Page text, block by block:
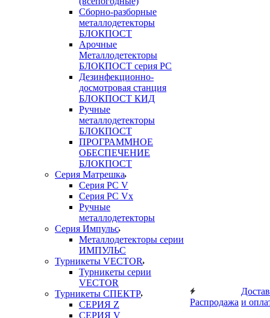
Сборно-разборные
металлодетекторы
БЛОКПОСТ
Арочные
Металлодетекторы
БЛОКПОСТ серия РС
Дезинфекционно-
досмотровая станция
БЛОКПОСТ КИД
Ручные
металлодетекторы
БЛОКПОСТ
ПРОГРАММНОЕ
ОБЕСПЕЧЕНИЕ
БЛОКПОСТ
Серия Матрешка
Серия PC V
Серия PC Vx
Ручные
металлодетекторы
Серия Импульс
Металлодетекторы серии
ИМПУЛЬС
Турникеты VECTOR
Турникеты серии
VECTOR
Турникеты СПЕКТР
СЕРИЯ Z
СЕРИЯ V
Распродажа и